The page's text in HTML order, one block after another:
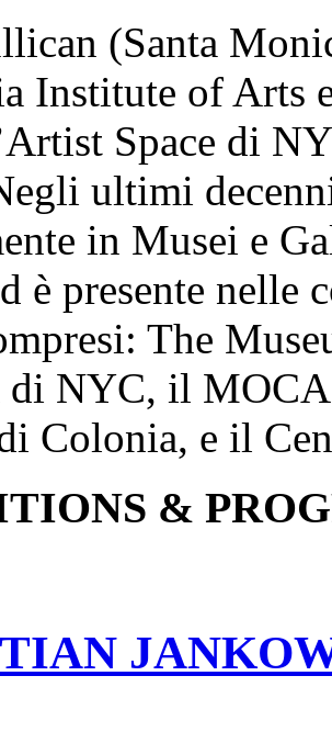
(Santa
Institute of Arts
Space di
ultimi
in Musei e
è presente
The
di NYC, il
Colonia, e il
&